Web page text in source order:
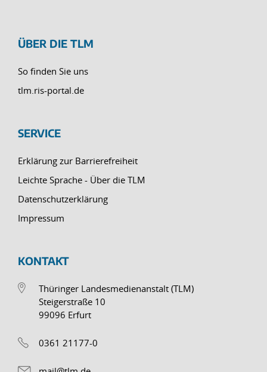
ÜBER DIE TLM
So finden Sie uns
tlm.ris-portal.de
SERVICE
Erklärung zur Barrierefreiheit
Leichte Sprache - Über die TLM
Datenschutzerklärung
Impressum
KONTAKT
Thüringer Landesmedienanstalt (TLM)
Steigerstraße 10
99096 Erfurt
0361 21177-0